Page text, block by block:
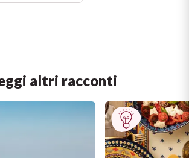
altri racconti